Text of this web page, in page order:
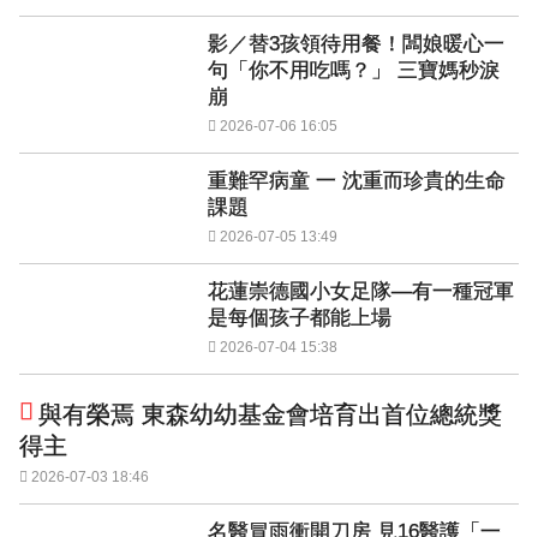
影／替3孩領待用餐！闆娘暖心一
句「你不用吃嗎？」 三寶媽秒淚
崩
2026-07-06 16:05
重難罕病童 一 沈重而珍貴的生命
課題
2026-07-05 13:49
花蓮崇德國小女足隊—有一種冠軍
是每個孩子都能上場
2026-07-04 15:38
與有榮焉 東森幼幼基金會培育出首位總統獎
得主
2026-07-03 18:46
名醫冒雨衝開刀房 見16醫護「一